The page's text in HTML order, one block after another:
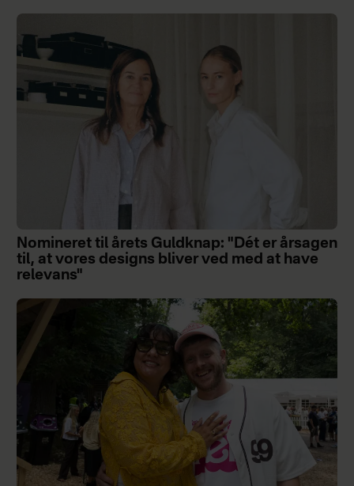
Nomineret til årets Guldknap: "Dét er årsagen
til, at vores designs bliver ved med at have
relevans"